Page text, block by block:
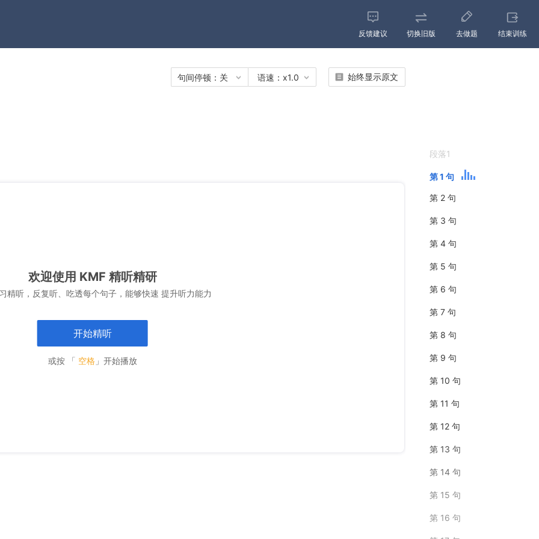
反馈建议 切换旧版 去做题 结束训练
句间停顿： 关 语速： x1.0 始终显示原文
欢迎使用 KMF 精听精研
精听，反复听、吃透每个句子，能够快速 提升听力能力
开始精听
或按 「 空格 」开始播放
段落1
第 1 句
第 2 句
第 3 句
第 4 句
第 5 句
第 6 句
第 7 句
第 8 句
第 9 句
第 10 句
第 11 句
第 12 句
第 13 句
第 14 句
第 15 句
第 16 句